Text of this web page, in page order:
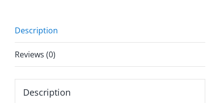
Description
Reviews (0)
Description